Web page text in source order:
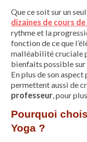
Que ce soit sur un
dizaines de cours
rythme et la
fonction de ce que
malléabilité cruciale
bienfaits possible sur
En plus de son
permettent aussi de
professeur, pour
Pourquoi
Yoga ?